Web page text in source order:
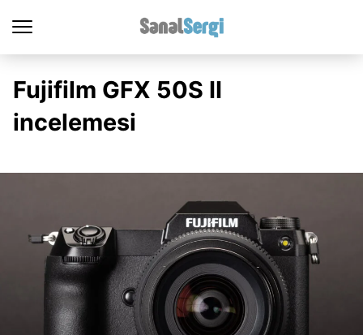
Fujifilm GFX 50S II
incelemesi